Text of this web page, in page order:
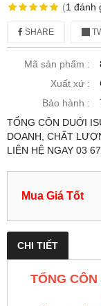
(1 đánh
SHARE
Mã sản phẩm :
Xuất xứ :
Bảo hành :
TỔNG CÔN DUỚI
DOANH, CHẤT
LIÊN HỆ NGAY 03
Mua Giá Tốt
CHI TIẾT
TỔNG